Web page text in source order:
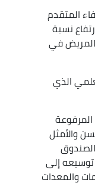
المتقدم
نسبة
في
الذي
والأمثل
توسيعه إلى
والمعدات